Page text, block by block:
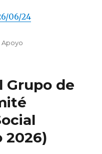
06/24
Apoyo
Grupo de
2026)